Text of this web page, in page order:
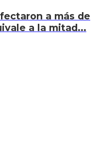
a más de
a la mitad...